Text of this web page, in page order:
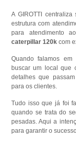
A GIROTTI
estrutura com
para atendimento
caterpillar 120k com
Quando falamos em
buscar um local que
detalhes que
para os clientes.
Tudo isso que já foi
quando se trata do
pesadas. Aqui a
para garantir o